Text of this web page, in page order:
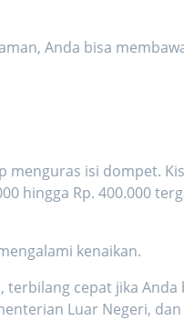
Anda bisa
menguras isi dompet.
hingga Rp. 400.000
kenaikan.
cepat jika Anda
Luar Negeri,